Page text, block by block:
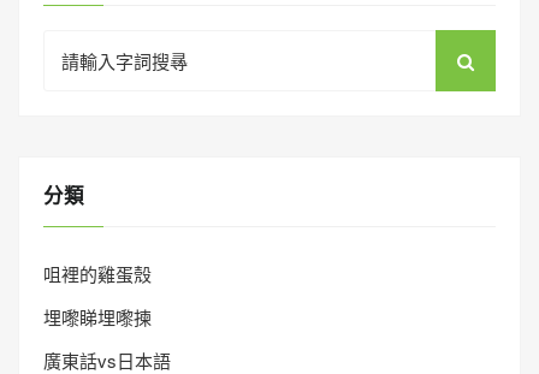
for:
分類
咀裡的雞蛋殼
埋嚟睇埋嚟揀
廣東話vs日本語